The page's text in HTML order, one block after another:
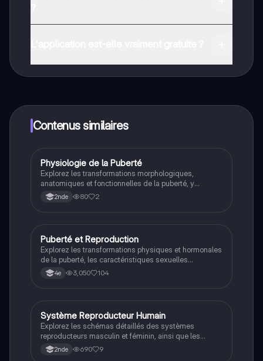
limites!
Contenus similaires
SVT
Physiologie de la Puberté
Explorez les transformations morphologiques,
anatomiques et fonctionnelles de la puberté, y
compris le rôle des hormones sexuelles comme les
œstrogènes et la testostérone. Ce résumé aborde le
contenu : résumé éducatif.
2nde 80 2
SVT
Puberté et Reproduction
Explorez les transformations physiques et hormonales
de la puberté, les caractéristiques sexuelles
secondaires, et le fonctionnement des systèmes
reproducteurs masculin et féminin. Ce résumé aborde
4e 3,050 104
SVT
Système Reproducteur Humain
Explorez les schémas détaillés des systèmes
reproducteurs masculin et féminin, ainsi que les
fonctions des organes génitaux internes et
indifférenciés. Ce document aborde la physiologie de
2nde 690 9